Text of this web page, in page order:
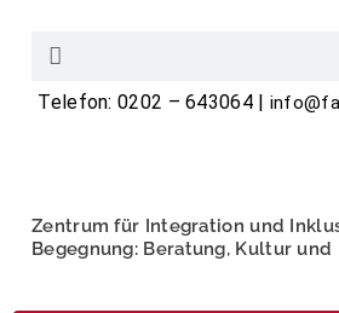
Telefon: 0202 – 643064 |
Zentrum für Integration und
Begegnung: Beratung, Kultur und